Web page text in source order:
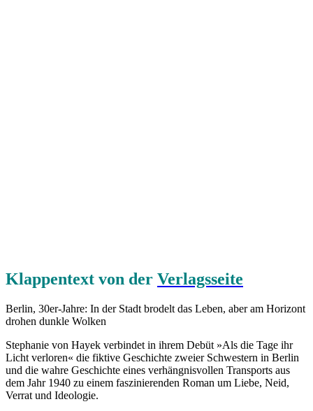
Klappentext von der Verlagsseite
Berlin, 30er-Jahre: In der Stadt brodelt das Leben, aber am Horizont
drohen dunkle Wolken
Stephanie von Hayek verbindet in ihrem Debüt »Als die Tage ihr
Licht verloren« die fiktive Geschichte zweier Schwestern in Berlin
und die wahre Geschichte eines verhängnisvollen Transports aus
dem Jahr 1940 zu einem faszinierenden Roman um Liebe, Neid,
Verrat und Ideologie.